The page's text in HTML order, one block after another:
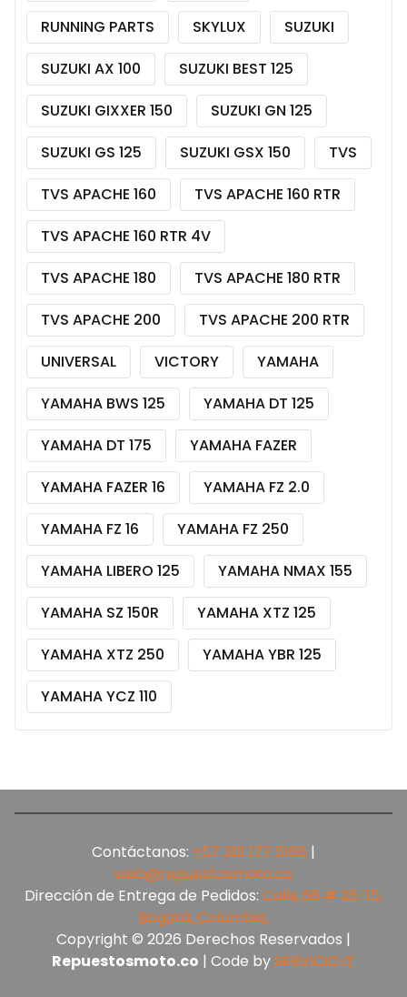
RUNNING PARTS
SKYLUX
SUZUKI
SUZUKI AX 100
SUZUKI BEST 125
SUZUKI GIXXER 150
SUZUKI GN 125
SUZUKI GS 125
SUZUKI GSX 150
TVS
TVS APACHE 160
TVS APACHE 160 RTR
TVS APACHE 160 RTR 4V
TVS APACHE 180
TVS APACHE 180 RTR
TVS APACHE 200
TVS APACHE 200 RTR
UNIVERSAL
VICTORY
YAMAHA
YAMAHA BWS 125
YAMAHA DT 125
YAMAHA DT 175
YAMAHA FAZER
YAMAHA FAZER 16
YAMAHA FZ 2.0
YAMAHA FZ 16
YAMAHA FZ 250
YAMAHA LIBERO 125
YAMAHA NMAX 155
YAMAHA SZ 150R
YAMAHA XTZ 125
YAMAHA XTZ 250
YAMAHA YBR 125
YAMAHA YCZ 110
Contáctanos: +57 301 177 5165‬ |
web@repuestosmoto.co
Dirección de Entrega de Pedidos: Calle 66 # 25-15,
Bogotá, Colombia.
Copyright © 2026 Derechos Reservados |
Repuestosmoto.co | Code bySERVICIO.IT